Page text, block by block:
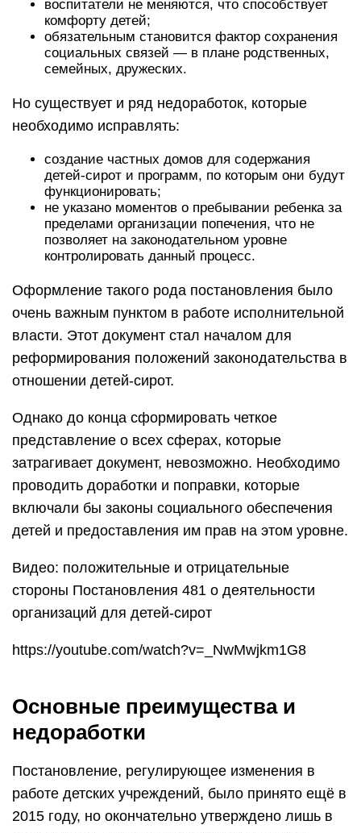
воспитатели не меняются, что способствует
комфорту детей;
обязательным становится фактор сохранения
социальных связей — в плане родственных,
семейных, дружеских.
Но существует и ряд недоработок, которые
необходимо исправлять:
создание частных домов для содержания
детей-сирот и программ, по которым они будут
функционировать;
не указано моментов о пребывании ребенка за
пределами организации попечения, что не
позволяет на законодательном уровне
контролировать данный процесс.
Оформление такого рода постановления было
очень важным пунктом в работе исполнительной
власти. Этот документ стал началом для
реформирования положений законодательства в
отношении детей-сирот.
Однако до конца сформировать четкое
представление о всех сферах, которые
затрагивает документ, невозможно. Необходимо
проводить доработки и поправки, которые
включали бы законы социального обеспечения
детей и предоставления им прав на этом уровне.
Видео: положительные и отрицательные
стороны Постановления 481 о деятельности
организаций для детей-сирот
https://youtube.com/watch?v=_NwMwjkm1G8
Основные преимущества и
недоработки
Постановление, регулирующее изменения в
работе детских учреждений, было принято ещё в
2015 году, но окончательно утверждено лишь в